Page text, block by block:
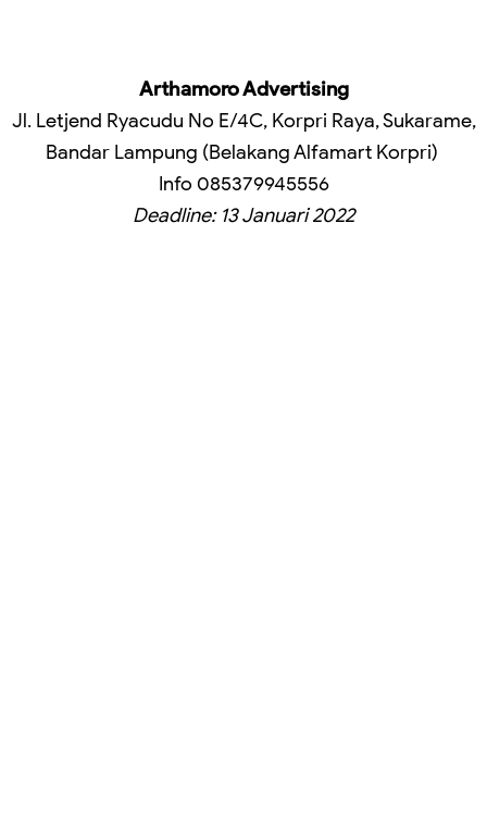
Arthamoro Advertising
Jl. Letjend Ryacudu No E/4C, Korpri Raya, Sukarame,
Bandar Lampung (Belakang Alfamart Korpri)
Info 085379945556
Deadline: 13 Januari 2022